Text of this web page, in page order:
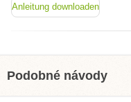
Anleitung downloaden
Podobné návody